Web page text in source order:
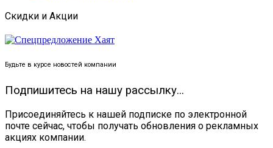
Скидки и Акции
Будьте в курсе новостей компании
Подпишитесь на нашу рассылку...
Присоединяйтесь к нашей подписке по электронной
почте сейчас, чтобы получать обновления о рекламных
акциях компании.